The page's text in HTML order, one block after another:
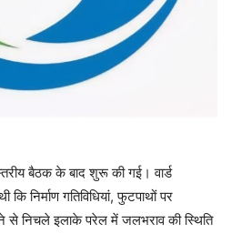
बैठक के बाद शुरू की गई। वार्ड
निर्माण गतिविधियां, फुटपाथों पर
निचले इलाके परेल में जलभराव की स्थिति